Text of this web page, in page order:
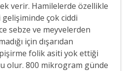
verir. Hamilelerde özellikle
çok ciddi
sebze ve meyvelerden
için dışarıdan
pişirme folik asiti yok ettiği
olur. 800 mikrogram günde